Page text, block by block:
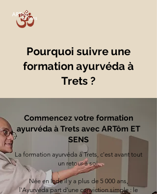
Pourquoi suivre une
formation ayurvéda à
Trets ?
Commencez votre formation
ayurvéda à Trets avec ARTôm ET
SENS
La formation ayurvéda à Trets, c'est avant tout
un retour à soi.
Née en Inde il y a plus de 5 000 ans,
l'Ayurvéda part d'une conviction simple : le